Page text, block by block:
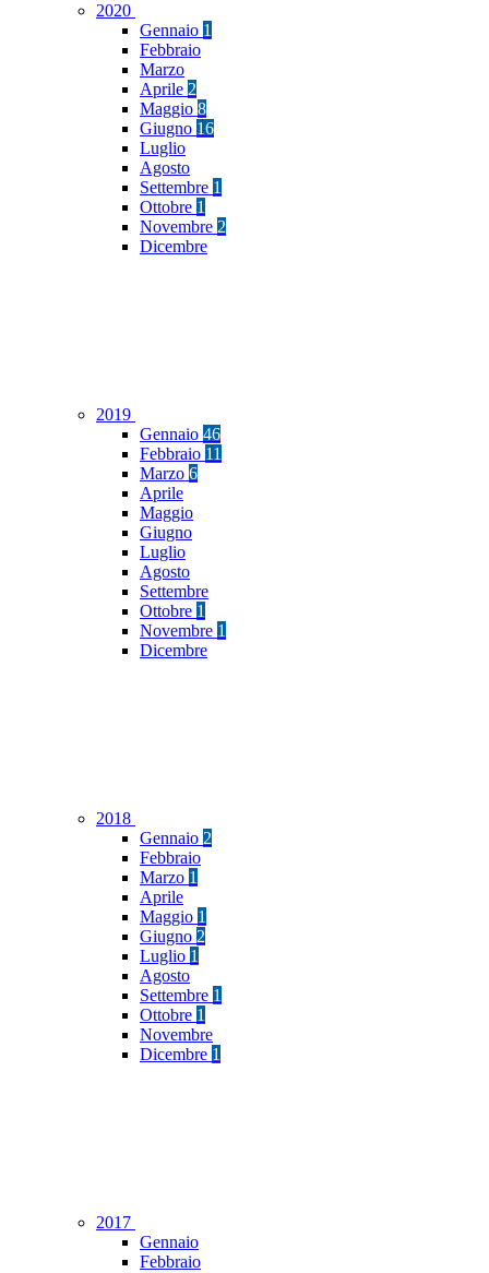
2020
Gennaio 1
Febbraio
Marzo
Aprile 2
Maggio 8
Giugno 16
Luglio
Agosto
Settembre 1
Ottobre 1
Novembre 2
Dicembre
2019
Gennaio 46
Febbraio 11
Marzo 6
Aprile
Maggio
Giugno
Luglio
Agosto
Settembre
Ottobre 1
Novembre 1
Dicembre
2018
Gennaio 2
Febbraio
Marzo 1
Aprile
Maggio 1
Giugno 2
Luglio 1
Agosto
Settembre 1
Ottobre 1
Novembre
Dicembre 1
2017
Gennaio
Febbraio